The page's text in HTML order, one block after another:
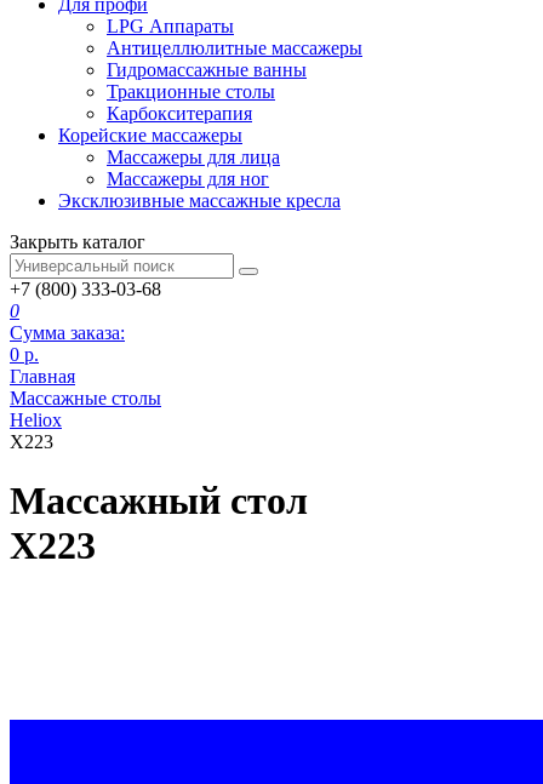
LPG Аппараты
Антицеллюлитные массажеры
Гидромассажные ванны
Тракционные столы
Карбокситерапия
Корейские массажеры
Массажеры для лица
Массажеры для ног
Эксклюзивные массажные кресла
Закрыть каталог
+7 (800) 333-03-68
0
Сумма заказа:
0 р.
Главная
Массажные столы
Heliox
Х223
Массажный стол
Х223